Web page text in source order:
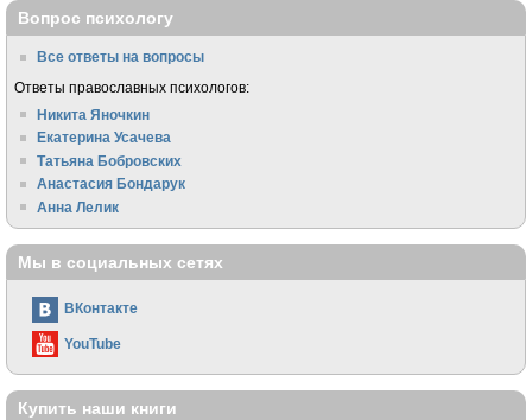
Вопрос психологу
Все ответы на вопросы
Ответы православных психологов:
Никита Яночкин
Екатерина Усачева
Татьяна Бобровских
Анастасия Бондарук
Анна Лелик
Мы в социальных сетях
ВКонтакте
YouTube
Купить наши книги